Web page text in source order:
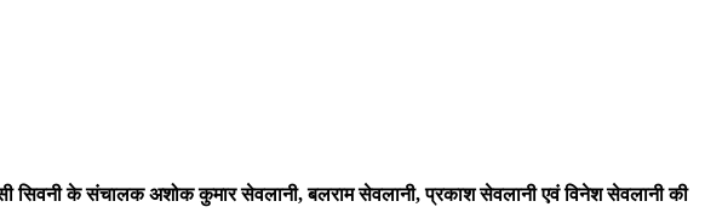
सिवनी के संचालकअशोक कुमार सेवलानी, बलराम सेवलानी, प्रकाश सेवलानी एवं विनेश सेवलानी की